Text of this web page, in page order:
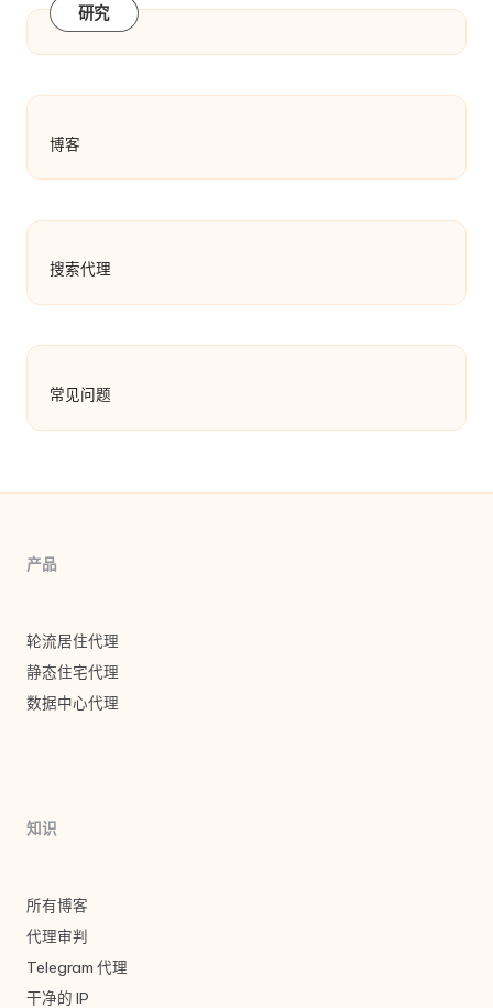
研究
博客
搜索代理
常见问题
产品
轮流居住代理
静态住宅代理
数据中心代理
知识
所有博客
代理审判
Telegram 代理
干净的 IP